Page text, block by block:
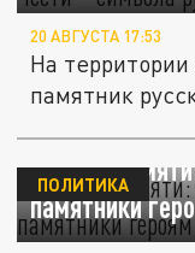
20 АВГУСТА 17:53
На
памятник
Удар по
памятники
ПОЛИТИКА